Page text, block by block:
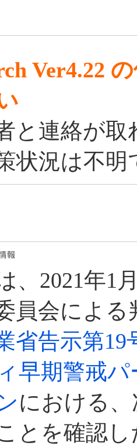
Ver4.22
と連絡が
状況は不明
、2021年1
員会による
省告示第19
早期警戒
における
とを確認